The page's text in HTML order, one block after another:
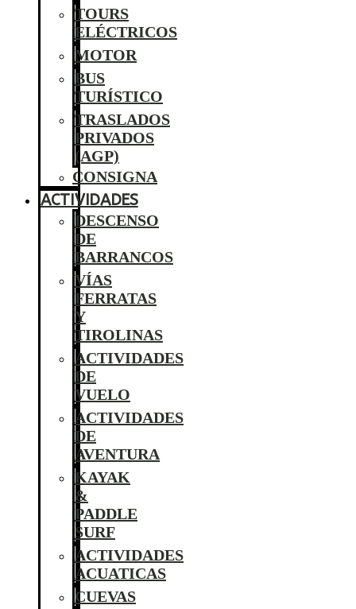
TOURS
ELÉCTRICOS
MOTOR
BUS
TURÍSTICO
TRASLADOS
PRIVADOS
(AGP)
CONSIGNA
ACTIVIDADES
DESCENSO
DE
BARRANCOS
VÍAS
FERRATAS
Y
TIROLINAS
ACTIVIDADES
DE
VUELO
ACTIVIDADES
DE
AVENTURA
KAYAK
&
PADDLE
SURF
ACTIVIDADES
ACUATICAS
CUEVAS